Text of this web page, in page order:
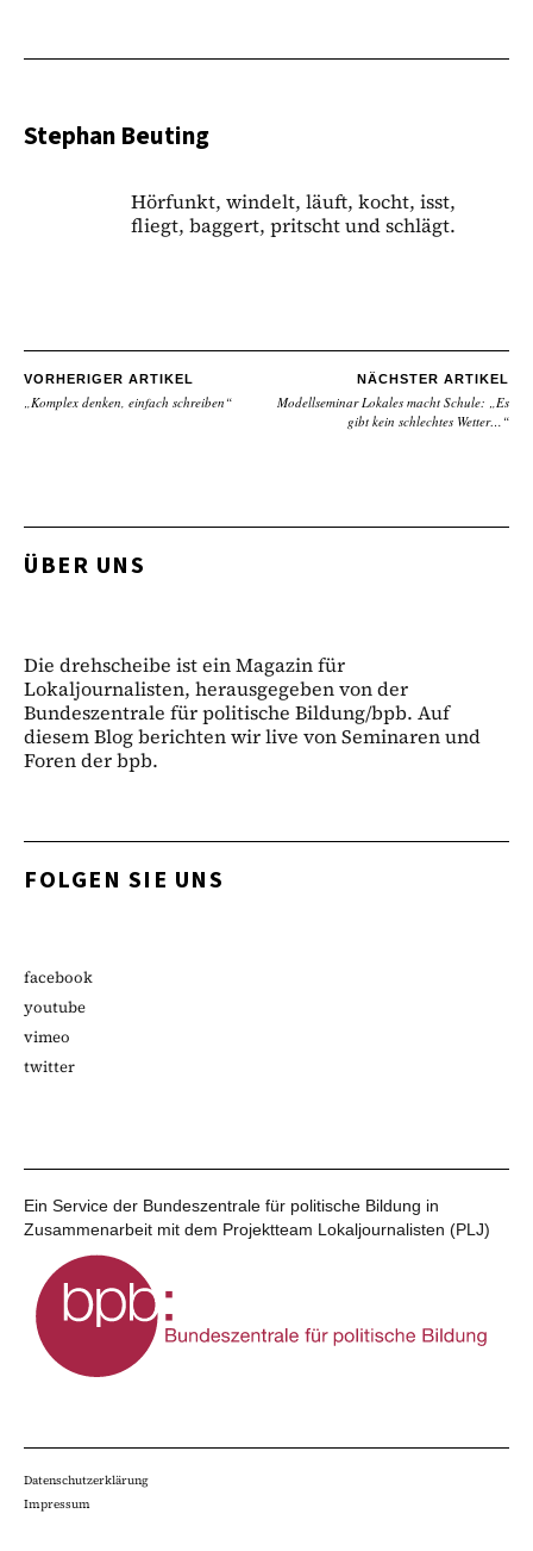
Stephan Beuting
Hörfunkt, windelt, läuft, kocht, isst,
fliegt, baggert, pritscht und schlägt.
VORHERIGER ARTIKEL
„Komplex denken, einfach schreiben“
NÄCHSTER ARTIKEL
Modellseminar Lokales macht Schule: „Es
gibt kein schlechtes Wetter…“
ÜBER UNS
Die drehscheibe ist ein Magazin für
Lokaljournalisten, herausgegeben von der
Bundeszentrale für politische Bildung/bpb. Auf
diesem Blog berichten wir live von Seminaren und
Foren der bpb.
FOLGEN SIE UNS
facebook
youtube
vimeo
twitter
Ein Service der Bundeszentrale für politische Bildung in
Zusammenarbeit mit dem Projektteam Lokaljournalisten (PLJ)
Datenschutzerklärung
Impressum